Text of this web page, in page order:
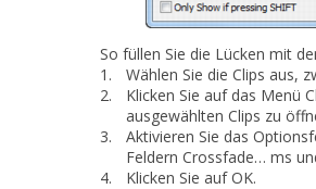
So füllen Sie die Lücken mit
1.
Wählen Sie die Clips aus,
2.
Klicken Sie auf das Menü
ausgewählten Clips zu
3.
Aktivieren Sie das
Feldern Crossfade… ms
4.
Klicken Sie aufOK.